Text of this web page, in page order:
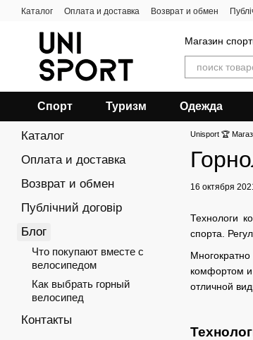
Перейти к основному контенту
Каталог Оплата и доставка Возврат и обмен
Магазин
Спорт Туризм Одежда
Unisport 🏆
16 октября
Технологи
спорта.
комфортом и
отличной
Каталог
Оплата и доставка
Возврат и обмен
Публічний договір
Блог
Что покупают вместе с
велосипедом
Как выбрать горный
велосипед
Контакты